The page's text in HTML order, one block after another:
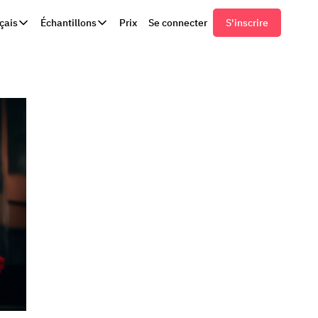
Échantillons Prix Se connecter S'inscrire